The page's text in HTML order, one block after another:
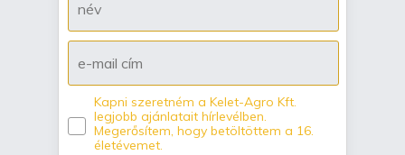
Kapni szeretném a Kelet-Agro Kft.
legjobb ajánlatait hírlevélben.
Megerősítem, hogy betöltöttem a 16.
életévemet.